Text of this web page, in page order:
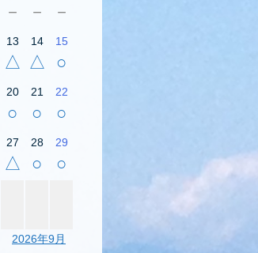
－ － －
13
△
14
△
15
○
20
○
21
○
22
○
27
△
28
○
29
○
2026年9月